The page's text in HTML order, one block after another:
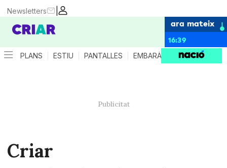
|
Newsletters
ara mateix
16:39
PLANS ESTIU PANTALLES EMBARÀS CRIANÇA
Criar